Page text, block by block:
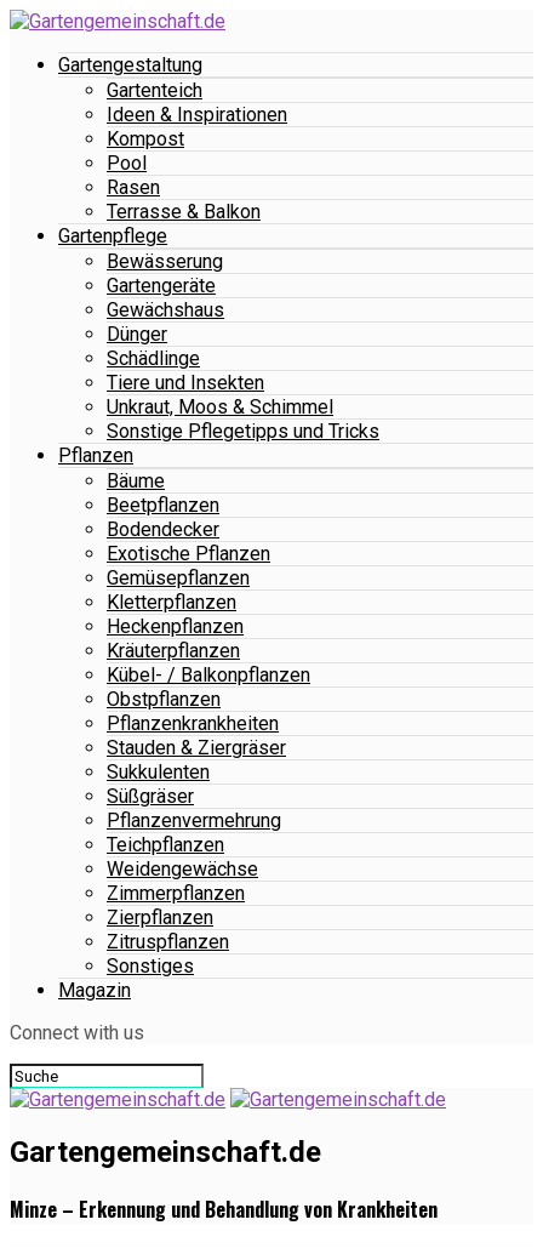
Gartengestaltung
Gartenteich
Ideen & Inspirationen
Kompost
Pool
Rasen
Terrasse & Balkon
Gartenpflege
Bewässerung
Gartengeräte
Gewächshaus
Dünger
Schädlinge
Tiere und Insekten
Unkraut, Moos & Schimmel
Sonstige Pflegetipps und Tricks
Pflanzen
Bäume
Beetpflanzen
Bodendecker
Exotische Pflanzen
Gemüsepflanzen
Kletterpflanzen
Heckenpflanzen
Kräuterpflanzen
Kübel- / Balkonpflanzen
Obstpflanzen
Pflanzenkrankheiten
Stauden & Ziergräser
Sukkulenten
Süßgräser
Pflanzenvermehrung
Teichpflanzen
Weidengewächse
Zimmerpflanzen
Zierpflanzen
Zitruspflanzen
Sonstiges
Magazin
Connect with us
Gartengemeinschaft.de
Minze – Erkennung und Behandlung von Krankheiten